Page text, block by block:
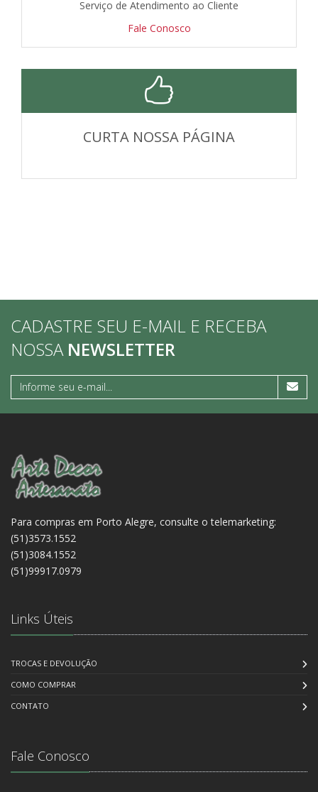
Serviço de Atendimento ao Cliente
Fale Conosco
CURTA NOSSA PÁGINA
CADASTRE SEU E-MAIL E RECEBA
NOSSA NEWSLETTER
Para compras em Porto Alegre, consulte o telemarketing:
(51)3573.1552
(51)3084.1552
(51)99917.0979
Links Úteis
TROCAS E DEVOLUÇÃO
COMO COMPRAR
CONTATO
Fale Conosco